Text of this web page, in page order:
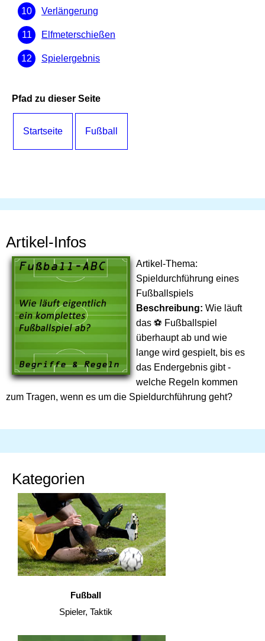
Verlängerung
Elfmeterschießen
Spielergebnis
Pfad zu dieser Seite
Startseite Fußball
Artikel-Infos
Artikel-Thema:
Spieldurchführung eines
Fußballspiels
Beschreibung: Wie läuft
das ⚽ Fußballspiel
überhaupt ab und wie
lange wird gespielt, bis es
das Endergebnis gibt -
welche Regeln kommen
zum Tragen, wenn es um die Spieldurchführung geht?
Kategorien
Fußball
Spieler, Taktik